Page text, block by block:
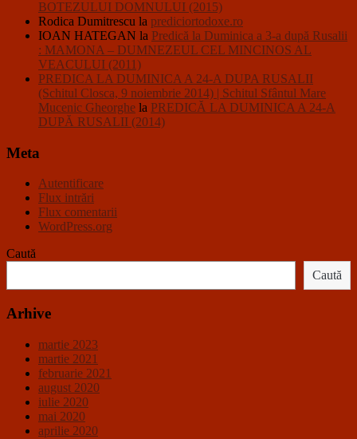
BOTEZULUI DOMNULUI (2015)
Rodica Dumitrescu la prediciortodoxe.ro
IOAN HATEGAN la Predică la Duminica a 3-a după Rusalii
: MAMONA – DUMNEZEUL CEL MINCINOS AL
VEACULUI (2011)
PREDICA LA DUMINICA A 24-A DUPA RUSALII
(Schitul Closca, 9 noiembrie 2014) | Schitul Sfântul Mare
Mucenic Gheorghe la PREDICĂ LA DUMINICA A 24-A
DUPĂ RUSALII (2014)
Meta
Autentificare
Flux intrări
Flux comentarii
WordPress.org
Caută
Caută
Arhive
martie 2023
martie 2021
februarie 2021
august 2020
iulie 2020
mai 2020
aprilie 2020